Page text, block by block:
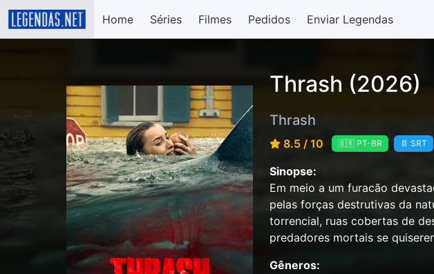
Home Séries Filmes Pedidos Enviar Legendas
Thrash (2026)
Thrash
8.5 / 10 🇧🇷 PT-BR 📄 SRT
Sinopse:
Em meio a um furacão
pelas forças destrutivas da
torrencial, ruas cobertas de
predadores mortais se
Gêneros: